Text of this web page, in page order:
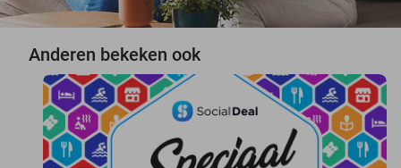
Anderen bekeken ook